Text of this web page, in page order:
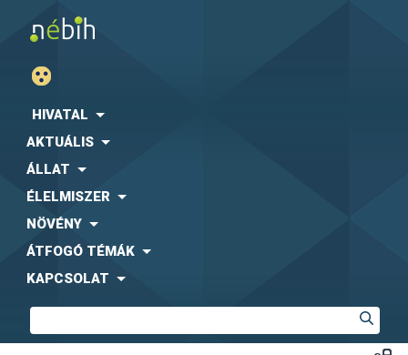
HIVATAL
AKTUÁLIS
ÁLLAT
ÉLELMISZER
NÖVÉNY
ÁTFOGÓ TÉMÁK
KAPCSOLAT